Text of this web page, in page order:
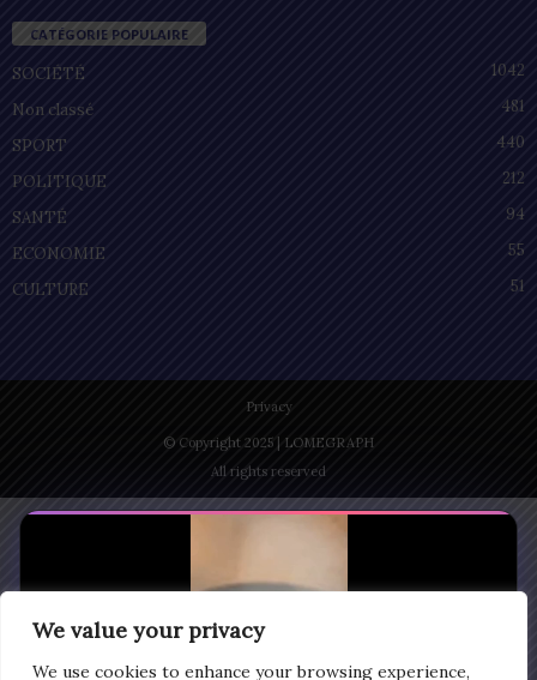
We value your privacy
We use cookies to enhance your browsing experience,
CATÉGORIE POPULAIRE
SOCIÉTÉ
1042
Non classé
481
SPORT
440
POLITIQUE
212
SANTÉ
94
ECONOMIE
55
CULTURE
51
Privacy
© Copyright 2025 | LOMEGRAPH
All rights reserved